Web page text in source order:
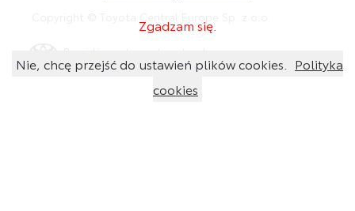
Zgadzam się.
Nie, chcę przejść do ustawień plików cookies.
Polityka
cookies